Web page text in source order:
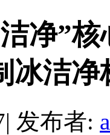
净”
冰洁净
| 发布者: